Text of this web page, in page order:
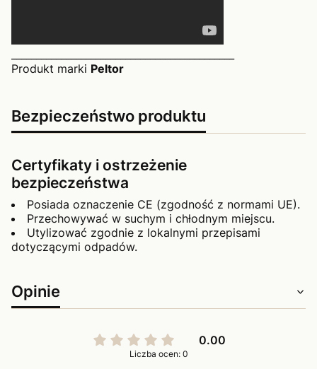
Produkt marki Peltor
Bezpieczeństwo produktu
Certyfikaty i ostrzeżenie
bezpieczeństwa
Posiada oznaczenie CE (zgodność z normami UE).
Przechowywać w suchym i chłodnym miejscu.
Utylizować zgodnie z lokalnymi przepisami
dotyczącymi odpadów.
Opinie
0.00
Liczba ocen: 0